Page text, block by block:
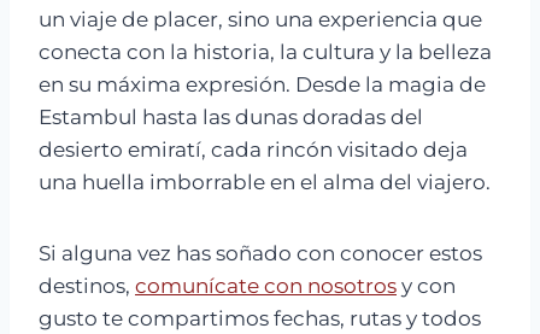
un viaje de placer, sino una experiencia que
conecta con la historia, la cultura y la belleza
en su máxima expresión. Desde la magia de
Estambul hasta las dunas doradas del
desierto emiratí, cada rincón visitado deja
una huella imborrable en el alma del viajero.
Si alguna vez has soñado con conocer estos
destinos, comunícate con nosotros y con
gusto te compartimos fechas, rutas y todos